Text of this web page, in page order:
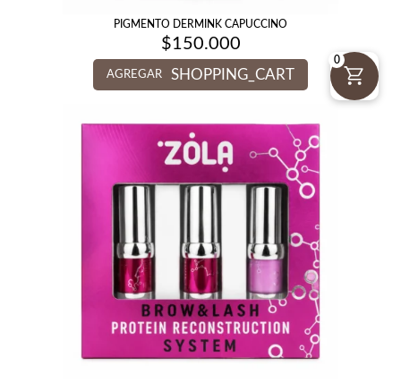
PIGMENTO DERMINK CAPUCCINO
$150.000
AGREGAR SHOPPING_CART
0